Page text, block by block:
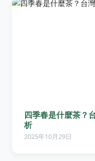
四季春是什麼茶？
析
2025年10月29日